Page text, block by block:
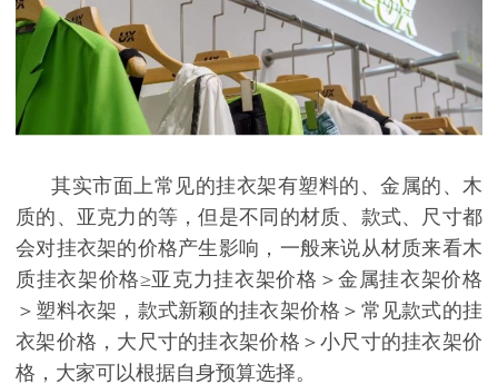
其实市面上常见的挂衣架有塑料的、金属的、木
质的、亚克力的等，但是不同的材质、款式、尺寸都
会对挂衣架的价格产生影响，一般来说从材质来看木
质挂衣架价格≥亚克力挂衣架价格＞金属挂衣架价格
＞塑料衣架，款式新颖的挂衣架价格＞常见款式的挂
衣架价格，大尺寸的挂衣架价格＞小尺寸的挂衣架价
格，大家可以根据自身预算选择。